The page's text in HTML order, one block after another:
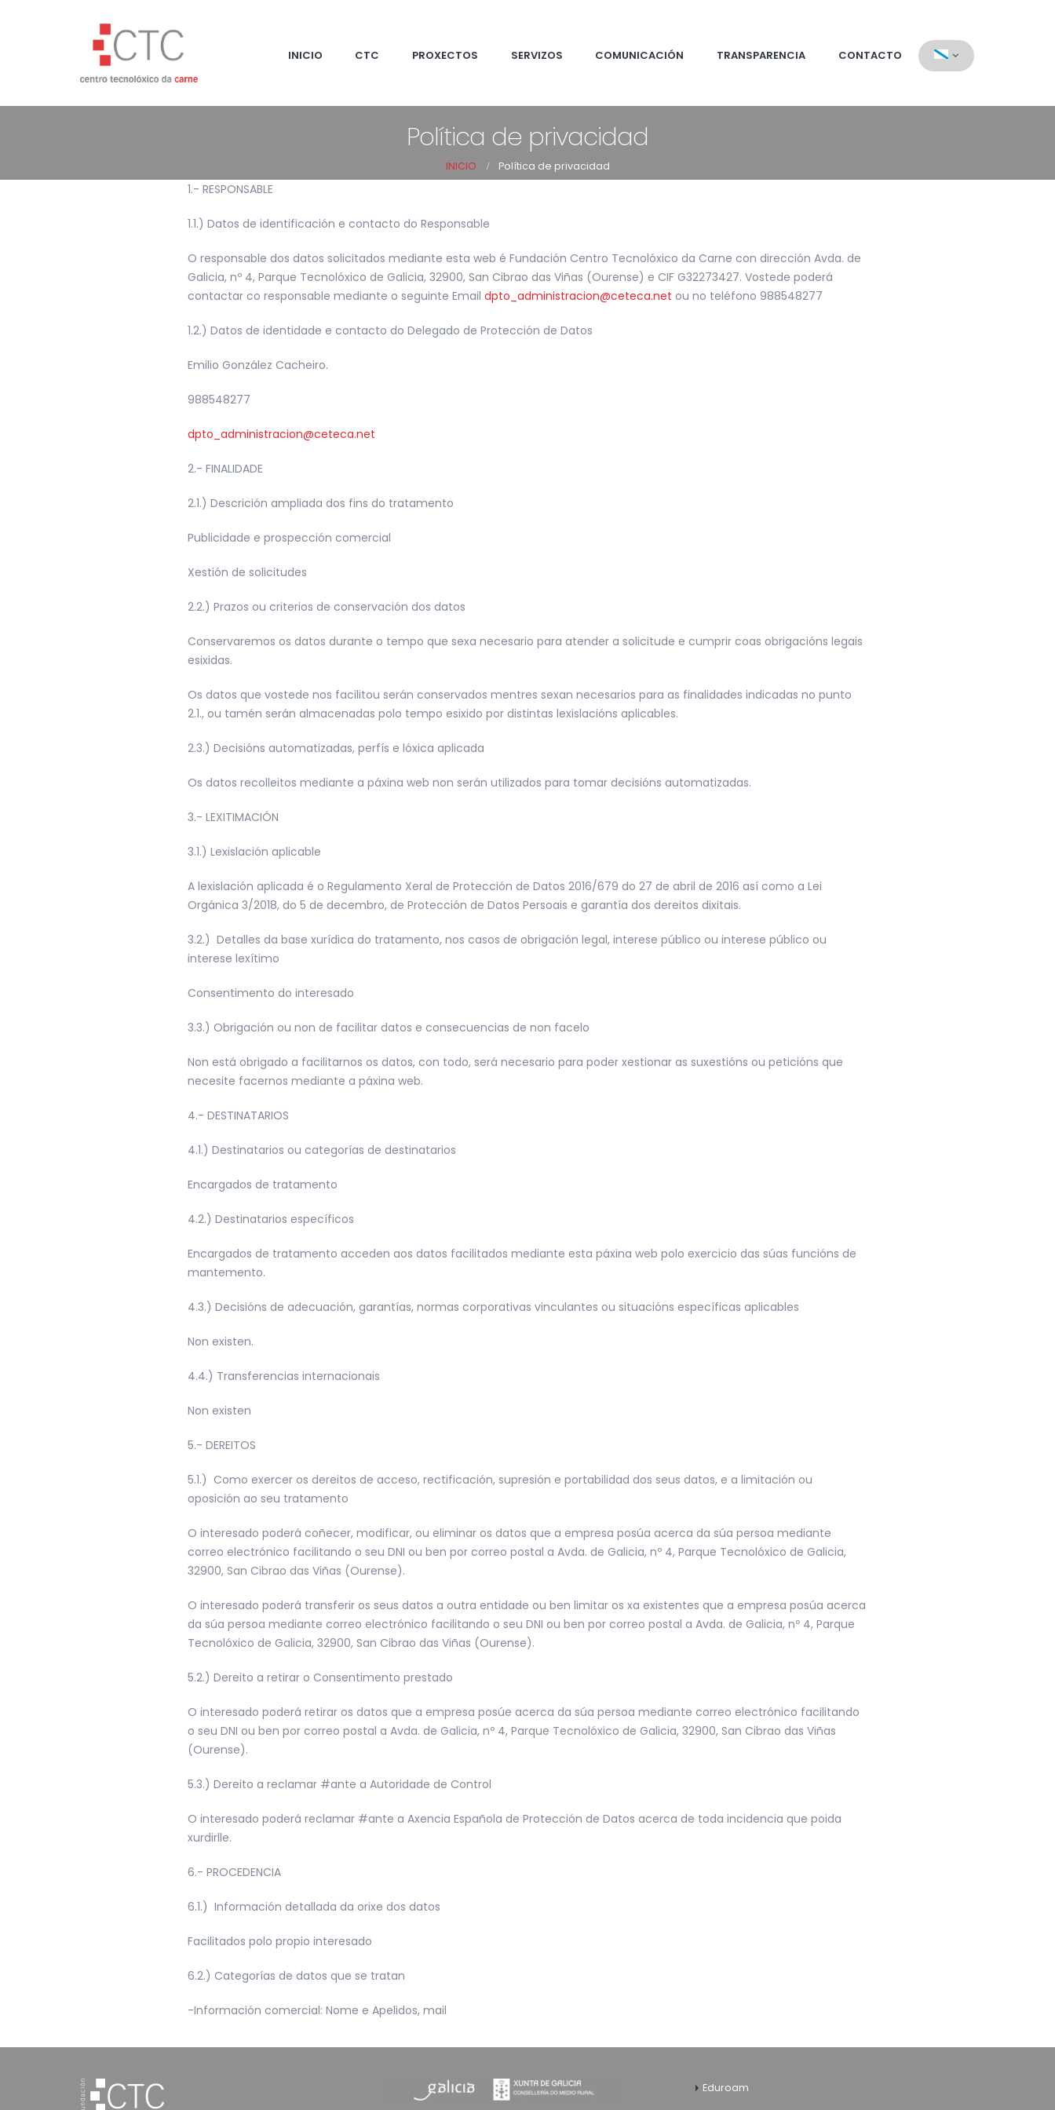
INICIO CTC PROXECTOS SERVIZOS COMUNICACIÓN TRANSPARENCIA CONTACTO
Política de privacidad
INICIO Política de privacidad
1.- RESPONSABLE
1.1.) Datos de identificación e contacto do Responsable
O responsable dos datos solicitados mediante esta web é Fundación Centro Tecnolóxico da Carne con dirección Avda. de
Galicia, nº 4, Parque Tecnolóxico de Galicia, 32900, San Cibrao das Viñas (Ourense) e CIF G32273427. Vostede poderá
contactar co responsable mediante o seguinte Email dpto_administracion@ceteca.net ou no teléfono 988548277
1.2.) Datos de identidade e contacto do Delegado de Protección de Datos
Emilio González Cacheiro.
988548277
dpto_administracion@ceteca.net
2.- FINALIDADE
2.1.) Descrición ampliada dos fins do tratamento
Publicidade e prospección comercial
Xestión de solicitudes
2.2.) Prazos ou criterios de conservación dos datos
Conservaremos os datos durante o tempo que sexa necesario para atender a solicitude e cumprir coas obrigacións legais
esixidas.
Os datos que vostede nos facilitou serán conservados mentres sexan necesarios para as finalidades indicadas no punto
2.1., ou tamén serán almacenadas polo tempo esixido por distintas lexislacións aplicables.
2.3.) Decisións automatizadas, perfís e lóxica aplicada
Os datos recolleitos mediante a páxina web non serán utilizados para tomar decisións automatizadas.
3.- LEXITIMACIÓN
3.1.) Lexislación aplicable
A lexislación aplicada é o Regulamento Xeral de Protección de Datos 2016/679 do 27 de abril de 2016 así como a Lei
Orgánica 3/2018, do 5 de decembro, de Protección de Datos Persoais e garantía dos dereitos dixitais.
3.2.) Detalles da base xurídica do tratamento, nos casos de obrigación legal, interese público ou interese público ou
interese lexítimo
Consentimento do interesado
3.3.) Obrigación ou non de facilitar datos e consecuencias de non facelo
Non está obrigado a facilitarnos os datos, con todo, será necesario para poder xestionar as suxestións ou peticións que
necesite facernos mediante a páxina web.
4.- DESTINATARIOS
4.1.) Destinatarios ou categorías de destinatarios
Encargados de tratamento
4.2.) Destinatarios específicos
Encargados de tratamento acceden aos datos facilitados mediante esta páxina web polo exercicio das súas funcións de
mantemento.
4.3.) Decisións de adecuación, garantías, normas corporativas vinculantes ou situacións específicas aplicables
Non existen.
4.4.) Transferencias internacionais
Non existen
5.- DEREITOS
5.1.) Como exercer os dereitos de acceso, rectificación, supresión e portabilidad dos seus datos, e a limitación ou
oposición ao seu tratamento
O interesado poderá coñecer, modificar, ou eliminar os datos que a empresa posúa acerca da súa persoa mediante
correo electrónico facilitando o seu DNI ou ben por correo postal a Avda. de Galicia, nº 4, Parque Tecnolóxico de Galicia,
32900, San Cibrao das Viñas (Ourense).
O interesado poderá transferir os seus datos a outra entidade ou ben limitar os xa existentes que a empresa posúa acerca
da súa persoa mediante correo electrónico facilitando o seu DNI ou ben por correo postal a Avda. de Galicia, nº 4, Parque
Tecnolóxico de Galicia, 32900, San Cibrao das Viñas (Ourense).
5.2.) Dereito a retirar o Consentimento prestado
O interesado poderá retirar os datos que a empresa posúe acerca da súa persoa mediante correo electrónico facilitando
o seu DNI ou ben por correo postal a Avda. de Galicia, nº 4, Parque Tecnolóxico de Galicia, 32900, San Cibrao das Viñas
(Ourense).
5.3.) Dereito a reclamar #ante a Autoridade de Control
O interesado poderá reclamar #ante a Axencia Española de Protección de Datos acerca de toda incidencia que poida
xurdirlle.
6.- PROCEDENCIA
6.1.) Información detallada da orixe dos datos
Facilitados polo propio interesado
6.2.) Categorías de datos que se tratan
-Información comercial: Nome e Apelidos, mail
Eduroam